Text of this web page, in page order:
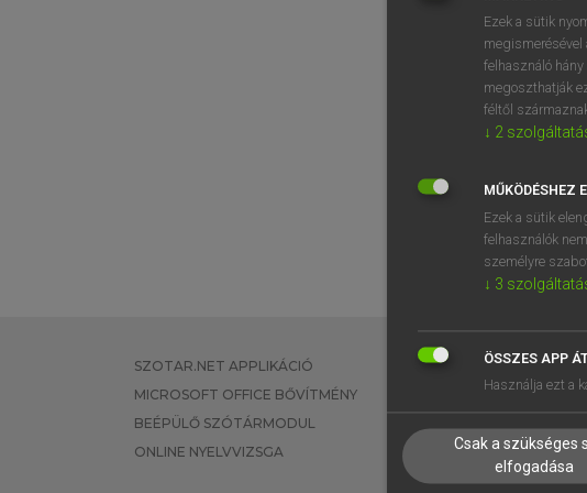
SZOTAR.NET APPLIKÁCIÓ
MICROSOFT OFFICE BŐVÍTMÉNY
BEÉPÜLŐ SZÓTÁRMODUL
ONLINE NYELVVIZSGA
EGYÉNI
TANULÓKNAK
VÁLLALATI MEGOLDÁSOK
Ezek a sütik
megismerésével
felhasználó
megoszthatják
féltől
↓ 2
MŰKÖDÉSHEZ
Ezek a sütik
felhasználók
személyre
↓ 3
ÖSSZES APP
Használja ezt a
Csak a szükséges
elfogadása